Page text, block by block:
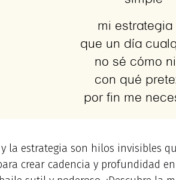
la estrategia son hilos invisibles
crear cadencia y profundidad